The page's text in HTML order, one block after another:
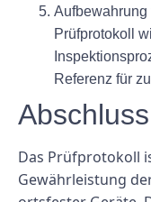
Aufbewahrung
Prüfprotokoll
Referenz für
Abschluss
Das Prüfprotokoll
Gewährleistung